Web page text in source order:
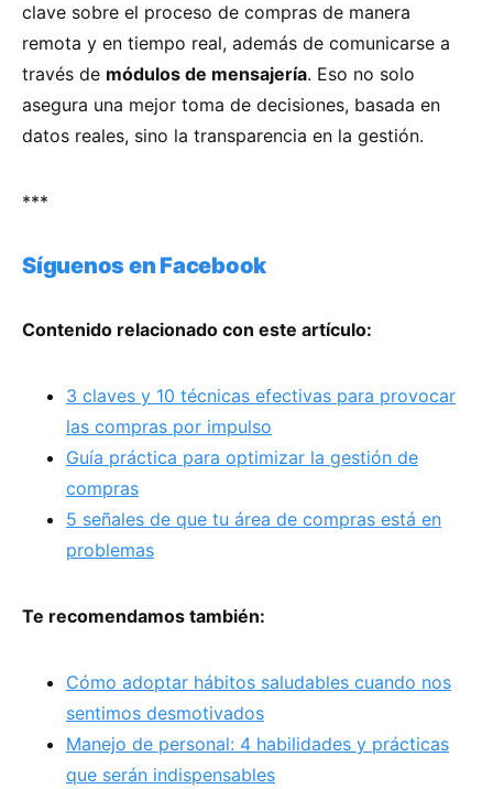
clave sobre el proceso de compras de manera
remota y en tiempo real, además de comunicarse a
través de módulos de mensajería. Eso no solo
asegura una mejor toma de decisiones, basada en
datos reales, sino la transparencia en la gestión.
***
Síguenos en Facebook
Contenido relacionado con este artículo:
3 claves y 10 técnicas efectivas para provocar
las compras por impulso
Guía práctica para optimizar la gestión de
compras
5 señales de que tu área de compras está en
problemas
Te recomendamos también:
Cómo adoptar hábitos saludables cuando nos
sentimos desmotivados
Manejo de personal: 4 habilidades y prácticas
que serán indispensables